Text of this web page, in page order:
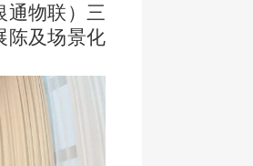
通物联）三
陈及场景化